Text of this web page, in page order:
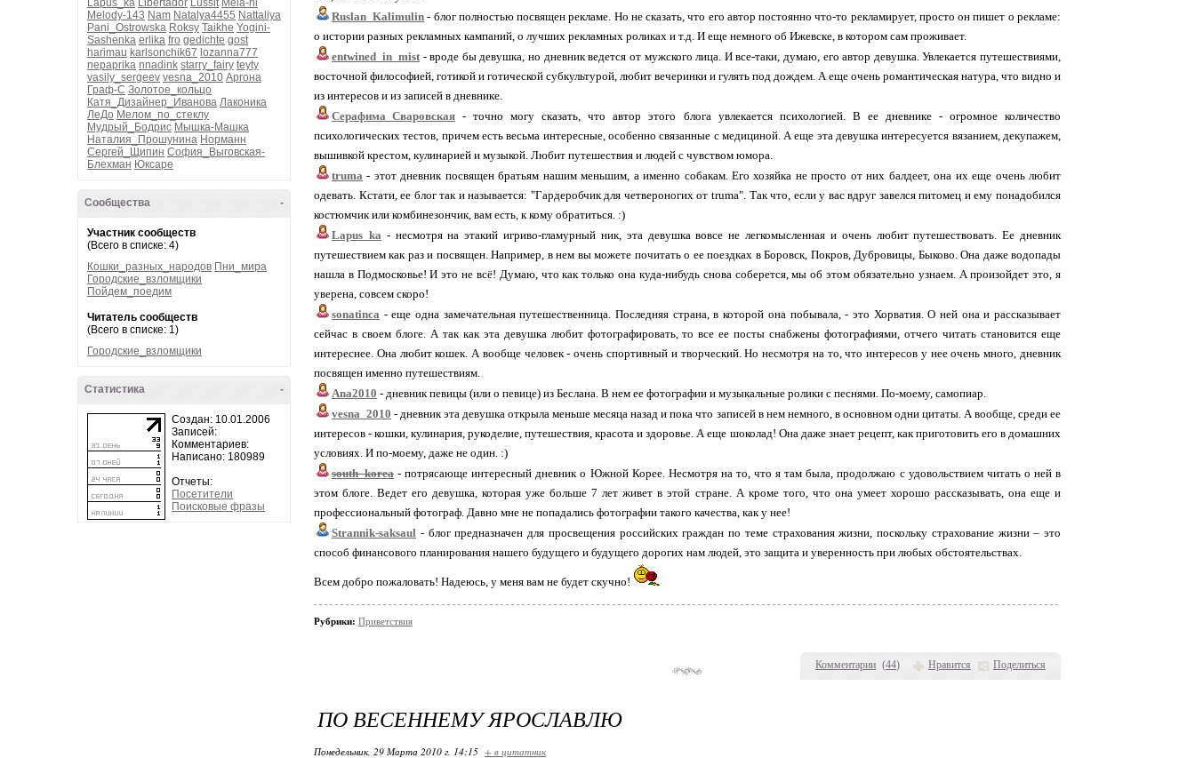
Lapus_ka Libertador Lussit Mela-ni
Melody-143 Nam Natalya4455 Nattaliya
Pani_Ostrowska Roksy Taikhe Yogini-
Sashenka erlika fro gedichte gost
harimau karlsonchik67 lozanna777
nepaprika nnadink starry_fairy teyty
vasily_sergeev vesna_2010 Аргона
Граф-С Золотое_кольцо
Катя_Дизайнер_Иванова Лаконика
ЛеДо Мелом_по_стеклу
Мудрый_Бодрис Мышка-Машка
Наталия_Прошунина Норманн
Сергей_Щипин София_Выговская-
Блехман Юксаре
-
Сообщества
Участник сообществ
(Всего в списке: 4)
Кошки_разных_народов Пни_мира
Городские_взломщики
Пойдем_поедим
Читатель сообществ
(Всего в списке: 1)
Городские_взломщики
-
Статистика
Создан: 10.01.2006
Записей:
Комментариев:
Написано: 180989
Отчеты:
Посетители
Поисковые фразы
Комментарии (44) Нравится Поделиться
Ruslan_Kalimulin - блог полностью посвящен рекламе. Но не сказать, что его автор постоянно что-то рекламирует, просто он пишет о рекламе:
о истории разных рекламных кампаний, о лучших рекламных роликах и т.д. И еще немного об Ижевске, в котором сам проживает.
entwined_in_mist - вроде бы девушка, но дневник ведется от мужского лица. И все-таки, думаю, его автор девушка. Увлекается путешествиями,
восточной философией, готикой и готической субкультурой, любит вечеринки и гулять под дождем. А еще очень романтическая натура, что видно и
из интересов и из записей в дневнике.
Серафима_Сваровская - точно могу сказать, что автор этого блога увлекается психологией. В ее дневнике - огромное количество
психологических тестов, причем есть весьма интересные, особенно связанные с медициной. А еще эта девушка интересуется вязанием, декупажем,
вышивкой крестом, кулинарией и музыкой. Любит путешествия и людей с чувством юмора.
truma - этот дневник посвящен братьям нашим меньшим, а именно собакам. Его хозяйка не просто от них балдеет, она их еще очень любит
одевать. Кстати, ее блог так и называется: "Гардеробчик для четвероногих от truma". Так что, если у вас вдруг завелся питомец и ему понадобился
костюмчик или комбинезончик, вам есть, к кому обратиться. :)
Lapus_ka - несмотря на этакий игриво-гламурный ник, эта девушка вовсе не легкомысленная и очень любит путешествовать. Ее дневник
путешествием как раз и посвящен. Например, в нем вы можете почитать о ее поездках в Боровск, Покров, Дубровицы, Быково. Она даже водопады
нашла в Подмосковье! И это не всё! Думаю, что как только она куда-нибудь снова соберется, мы об этом обязательно узнаем. А произойдет это, я
уверена, совсем скоро!
sonatinca - еще одна замечательная путешественница. Последняя страна, в которой она побывала, - это Хорватия. О ней она и рассказывает
сейчас в своем блоге. А так как эта девушка любит фотографировать, то все ее посты снабжены фотографиями, отчего читать становится еще
интереснее. Она любит кошек. А вообще человек - очень спортивный и творческий. Но несмотря на то, что интересов у нее очень много, дневник
посвящен именно путешествиям.
Ana2010 - дневник певицы (или о певице) из Беслана. В нем ее фотографии и музыкальные ролики с песнями. По-моему, самопиар.
vesna_2010 - дневник эта девушка открыла меньше месяца назад и пока что записей в нем немного, в основном одни цитаты. А вообще, среди ее
интересов - кошки, кулинария, рукоделие, путешествия, красота и здоровье. А еще шоколад! Она даже знает рецепт, как приготовить его в домашних
условиях. И по-моему, даже не один. :)
south_korea - потрясающе интересный дневник о Южной Корее. Несмотря на то, что я там была, продолжаю с удовольствием читать о ней в
этом блоге. Ведет его девушка, которая уже больше 7 лет живет в этой стране. А кроме того, что она умеет хорошо рассказывать, она еще и
профессиональный фотограф. Давно мне не попадались фотографии такого качества, как у нее!
Strannik-saksaul - блог предназначен для просвещения российских граждан по теме страхования жизни, поскольку страхование жизни – это
способ финансового планирования нашего будущего и будущего дорогих нам людей, это защита и уверенность при любых обстоятельствах.
Всем добро пожаловать! Надеюсь, у меня вам не будет скучно!
Рубрики: Приветствия
ПО ВЕСЕННЕМУ ЯРОСЛАВЛЮ
Понедельник, 29 Марта 2010 г. 14:15 + в цитатник